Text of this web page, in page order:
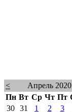
<
Апрель 2020
Пн Вт Ср Чт Пт
30 31 1 2 3